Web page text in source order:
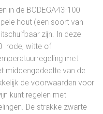
in de BODEGA43-100
hout (een soort van
zijn. In deze
rode, witte of
met
middengedeelte van de
de voorwaarden voor
kunt regelen met
De strakke zwarte